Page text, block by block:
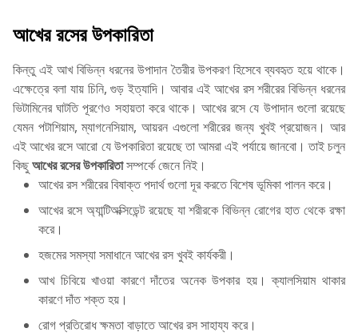
আখের রসের উপকারিতা
কিন্তু এই আখ বিভিন্ন ধরনের উপাদান তৈরীর উপকরণ হিসেবে ব্যবহৃত হয়ে থাকে।
এক্ষেত্রে বলা যায় চিনি, গুড় ইত্যাদি। আবার এই আখের রস শরীরের বিভিন্ন ধরনের
ভিটামিনের ঘাটতি পূরণেও সহায়তা করে থাকে। আখের রসে যে উপাদান গুলো রয়েছে
যেমন পটাশিয়াম, ম্যাগনেসিয়াম, আয়রন এগুলো শরীরের জন্য খুবই প্রয়োজন। আর
এই আখের রসে আরো যে উপকারিতা রয়েছে তা আমরা এই পর্যায়ে জানবো। তাই চলুন
কিছুআখের রসেরউপকারিতাসম্পর্কে জেনে নিই।
আখের রস শরীরের বিষাক্ত পদার্থ গুলো দূর করতে বিশেষ ভূমিকা পালন করে।
আখের রসে অ্যান্টিঅক্সিডেন্ট রয়েছে যা শরীরকে বিভিন্ন রোগের হাত থেকে রক্ষা
করে।
হজমের সমস্যা সমাধানে আখের রস খুবই কার্যকরী।
আখ চিবিয়ে খাওয়া কারণে দাঁতের অনেক উপকার হয়। ক্যালসিয়াম থাকার
কারণে দাঁত শক্ত হয়।
রোগ প্রতিরোধ ক্ষমতা বাড়াতে আখের রস সাহায্য করে।